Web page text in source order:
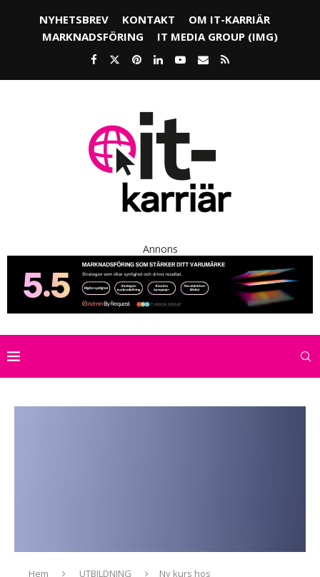
NYHETSBREV KONTAKT
OM IT-KARRIÄR
MARKNADSFÖRING
IT MEDIA GROUP (IMG)
Annons
Hem UTBILDNING
Ny kurs hos